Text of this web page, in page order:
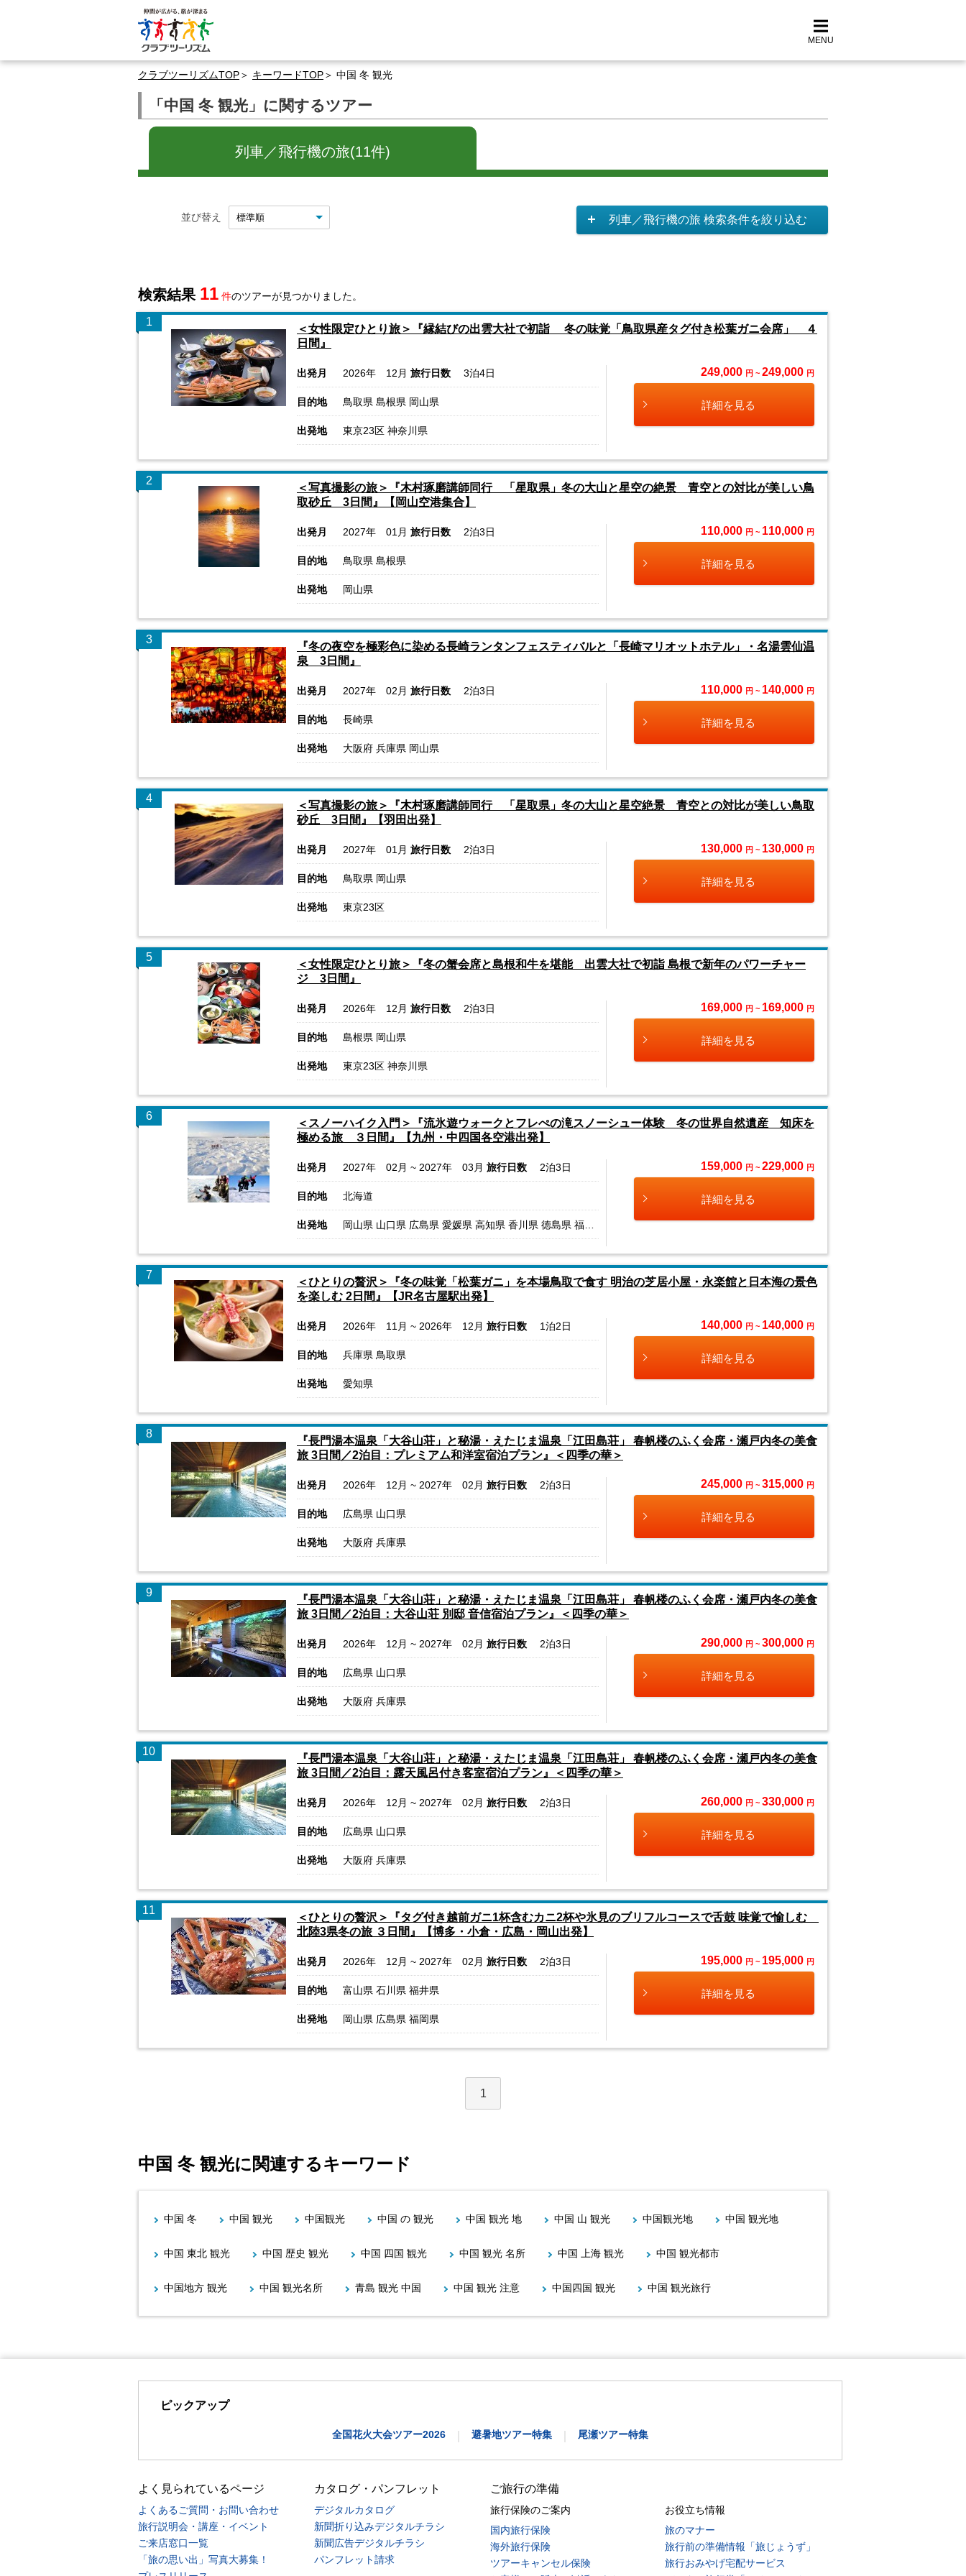
MENU
クラブツーリズムTOP キーワードTOP 中国 冬 観光
「中国 冬 観光」に関するツアー
列車／飛行機の旅(11件)
並び替え 列車／飛行機の旅 検索条件を絞り込む
検索結果 11 件のツアーが見つかりました。
1
＜女性限定ひとり旅＞『縁結びの出雲大社で初詣 冬の味覚「鳥取県産タグ付き松葉ガニ会席」 ４
日間』
出発月 2026年 12月 旅行日数 3泊4日
目的地 鳥取県 島根県 岡山県
出発地 東京23区 神奈川県
249,000 円 ~ 249,000 円
詳細を見る
2
＜写真撮影の旅＞『木村琢磨講師同行 「星取県」冬の大山と星空の絶景 青空との対比が美しい鳥
取砂丘 3日間』【岡山空港集合】
出発月 2027年 01月 旅行日数 2泊3日
目的地 鳥取県 島根県
出発地 岡山県
110,000 円 ~ 110,000 円
詳細を見る
3
『冬の夜空を極彩色に染める長崎ランタンフェスティバルと「長崎マリオットホテル」・名湯雲仙温
泉 3日間』
出発月 2027年 02月 旅行日数 2泊3日
目的地 長崎県
出発地 大阪府 兵庫県 岡山県
110,000 円 ~ 140,000 円
詳細を見る
4
＜写真撮影の旅＞『木村琢磨講師同行 「星取県」冬の大山と星空絶景 青空との対比が美しい鳥取
砂丘 3日間』【羽田出発】
出発月 2027年 01月 旅行日数 2泊3日
目的地 鳥取県 岡山県
出発地 東京23区
130,000 円 ~ 130,000 円
詳細を見る
5
＜女性限定ひとり旅＞『冬の蟹会席と島根和牛を堪能 出雲大社で初詣 島根で新年のパワーチャー
ジ 3日間』
出発月 2026年 12月 旅行日数 2泊3日
目的地 島根県 岡山県
出発地 東京23区 神奈川県
169,000 円 ~ 169,000 円
詳細を見る
6
＜スノーハイク入門＞『流氷遊ウォークとフレぺの滝スノーシュー体験 冬の世界自然遺産 知床を
極める旅 ３日間』【九州・中四国各空港出発】
出発月 2027年 02月 ~ 2027年 03月 旅行日数 2泊3日
目的地 北海道
出発地
159,000 円 ~ 229,000 円
詳細を見る
7
＜ひとりの贅沢＞『冬の味覚「松葉ガニ」を本場鳥取で食す 明治の芝居小屋・永楽館と日本海の景色
を楽しむ 2日間』【JR名古屋駅出発】
出発月 2026年 11月 ~ 2026年 12月 旅行日数 1泊2日
目的地 兵庫県 鳥取県
出発地 愛知県
140,000 円 ~ 140,000 円
詳細を見る
8
『長門湯本温泉「大谷山荘」と秘湯・えたじま温泉「江田島荘」 春帆楼のふく会席・瀬戸内冬の美食
旅 3日間／2泊目：プレミアム和洋室宿泊プラン』＜四季の華＞
出発月 2026年 12月 ~ 2027年 02月 旅行日数 2泊3日
目的地 広島県 山口県
出発地 大阪府 兵庫県
245,000 円 ~ 315,000 円
詳細を見る
9
『長門湯本温泉「大谷山荘」と秘湯・えたじま温泉「江田島荘」 春帆楼のふく会席・瀬戸内冬の美食
旅 3日間／2泊目：大谷山荘 別邸 音信宿泊プラン』＜四季の華＞
出発月 2026年 12月 ~ 2027年 02月 旅行日数 2泊3日
目的地 広島県 山口県
出発地 大阪府 兵庫県
290,000 円 ~ 300,000 円
詳細を見る
10
『長門湯本温泉「大谷山荘」と秘湯・えたじま温泉「江田島荘」 春帆楼のふく会席・瀬戸内冬の美食
旅 3日間／2泊目：露天風呂付き客室宿泊プラン』＜四季の華＞
出発月 2026年 12月 ~ 2027年 02月 旅行日数 2泊3日
目的地 広島県 山口県
出発地 大阪府 兵庫県
260,000 円 ~ 330,000 円
詳細を見る
11
＜ひとりの贅沢＞『タグ付き越前ガニ1杯含むカニ2杯や氷見のブリフルコースで舌鼓 味覚で愉しむ
北陸3県冬の旅 ３日間』【博多・小倉・広島・岡山出発】
出発月 2026年 12月 ~ 2027年 02月 旅行日数 2泊3日
目的地 富山県 石川県 福井県
出発地 岡山県 広島県 福岡県
195,000 円 ~ 195,000 円
詳細を見る
1
中国 冬 観光に関連するキーワード
中国 冬 中国 観光 中国観光 中国 の 観光 中国 観光 地 中国 山 観光 中国観光地 中国 観光地
中国 東北 観光 中国 歴史 観光 中国 四国 観光 中国 観光 名所 中国 上海 観光 中国 観光都市
中国地方 観光 中国 観光名所 青島 観光 中国 中国 観光 注意 中国四国 観光 中国 観光旅行
ピックアップ
全国花火大会ツアー2026 避暑地ツアー特集 尾瀬ツアー特集
よく見られているページ
よくあるご質問・お問い合わせ
旅行説明会・講座・イベント
ご来店窓口一覧
「旅の思い出」写真大募集！
カタログ・パンフレット
デジタルカタログ
新聞折り込みデジタルチラシ
新聞広告デジタルチラシ
パンフレット請求
ご旅行の準備
旅行保険のご案内
国内旅行保険
海外旅行保険
ツアーキャンセル保険
お役立ち情報
旅のマナー
旅行前の準備情報「旅じょうず」
旅行おみやげ宅配サービス